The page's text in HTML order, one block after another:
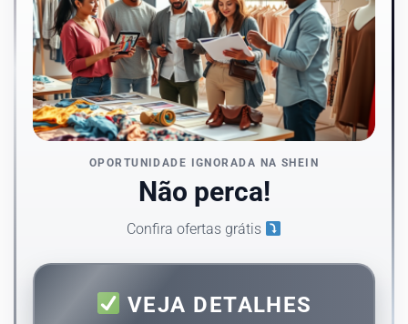
OPORTUNIDADE IGNORADA NA SHEIN
Não perca!
Confira ofertas grátis
VEJA DETALHES